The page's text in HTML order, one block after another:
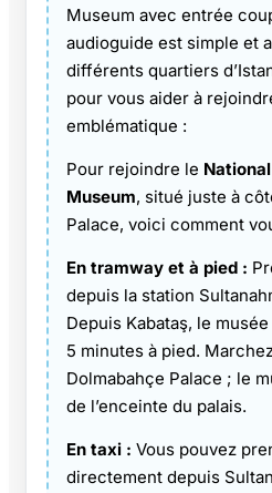
Museum avec entrée
audioguide est simple et
différents quartiers
pour vous aider à
emblématique :
Pour rejoindre le
Museum, situé juste à
Palace, voici comment
En tramway et à pied :
depuis la station
Depuis Kabataş, le
5 minutes à pied.
Dolmabahçe Palace ; le
de l’enceinte du palais.
En taxi : Vous pouvez
directement depuis